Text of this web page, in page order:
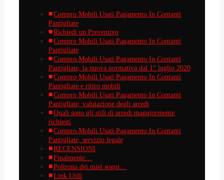
Compro Mobili Usati Pagamento In Contanti
Pantigliate
Richiedi un Preventivo
Compro Mobili Usati Pagamento In Contanti
Pantigliate
Compro Mobili Usati Pagamento In Contanti
Pantigliate, la nuova normativa dal 1° luglio 2020
Compro Mobili Usati Pagamento In Contanti
Pantigliate e ritiro mobili
Compro Mobili Usati Pagamento In Contanti
Pantigliate, valutazione degli arredi
Quali sono gli stili di arredi maggiormente
richiesti
Compro Mobili Usati Pagamento In Contanti
Pantigliate, servizio legale
RECENSIONI
Finalmente…
Poltrona dei miei sogni…
Link Utili